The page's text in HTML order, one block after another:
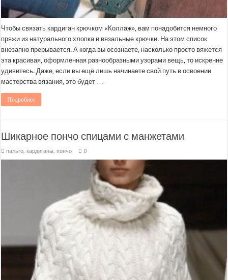
Чтобы связать кардиган крючком «Коллаж», вам понадобится немного
пряжи из натурального хлопка и вязальные крючки. На этом список
внезапно прерывается. А когда вы осознаете, насколько просто вяжется
эта красивая, оформленная разнообразными узорами вещь, то искренне
удивитесь. Даже, если вы ещё лишь начинаете свой путь в освоении
мастерства вязания, это будет …
Подробнее
Шикарное пончо спицами с манжетами
пальто, кардиганы, пончо 0